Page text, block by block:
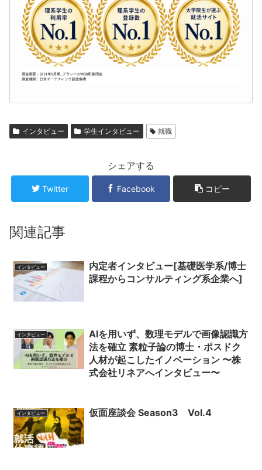
インタビュー 学生インタビュー 就職
シェアする
Twitter Facebook コピー
関連記事
インタビュー
内定者インタビュー[基礎医学系/博士
課程からコンサルティング系企業へ]
インタビュー
AIを用いず、数理モデルで画像認識方
法を確立 素粒子論の博士・ポスドク
人材が起こしたイノベーション 〜株
式会社リネアへインタビュー〜
インタビュー 仮面座談会 Season3 Vol.4